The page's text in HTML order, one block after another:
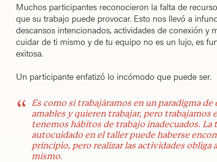
Muchos participantes reconocieron la falta de
que su trabajo puede provocar. Esto nos llevó a
descansos intencionados, actividades de conexión y
cuidar de ti mismo y de tu equipo no es un lujo, es
exitosa.
Un participante enfatizó lo incómodo que puede ser.
Es como si trabajáramos en un paradigma
amables y quieren trabajar, pero trabajamos
tenemos hábitos de trabajo inadecuados. La
autocuidado en el taller puede haberse
principio, pero realizar las actividades obliga
mismo.